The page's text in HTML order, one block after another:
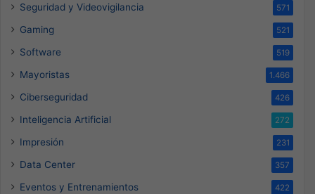
Seguridad y Videovigilancia 571
Gaming 521
Software 519
Mayoristas 1.466
Ciberseguridad 426
Inteligencia Artificial 272
Impresión 231
Data Center 357
Eventos y Entrenamientos 422